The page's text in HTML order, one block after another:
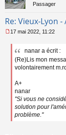
Passager
Re: Vieux-Lyon
e
17 mai 2022, 11:22
nanar a écrit :
(Re)Lis mon
volontairement
A+
nanar
"Si vous ne
solution pour
problème."